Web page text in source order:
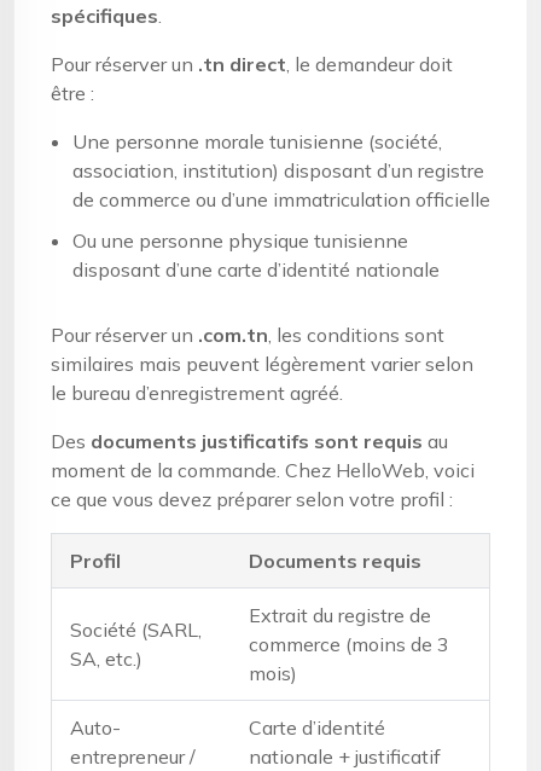
spécifiques
Pour réserver un .tn direct , le demandeur doit
être :
Une personne morale tunisienne (société,
association, institution) disposant d’un registre
de commerce ou d’une immatriculation officielle
Ou une personne physique tunisienne
disposant d’une carte d’identité nationale
Pour réserver un .com.tn , les conditions sont
similaires mais peuvent légèrement varier selon
le bureau d’enregistrement agréé.
Des documents justificatifs sont requis au
moment de la commande. Chez HelloWeb, voici
ce que vous devez préparer selon votre profil :
Profil Documents requis
Société (SARL,
SA, etc.)
Extrait du registre de
commerce (moins de 3
mois)
Auto-
entrepreneur /
Carte d’identité
nationale + justificatif